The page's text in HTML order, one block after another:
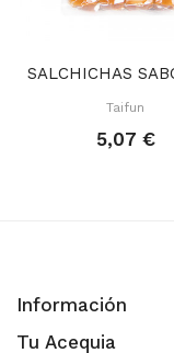
Taifun
5,07 €
Información
Tu Acequia